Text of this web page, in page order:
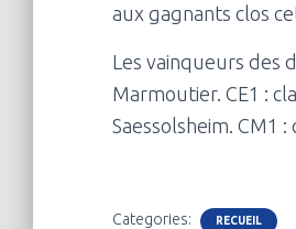
aux gagnants clos
Les vainqueurs des
Marmoutier. CE1 :
Saessolsheim. CM1
Categories: RECUEIL